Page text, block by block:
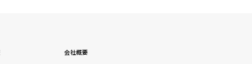
会社概要